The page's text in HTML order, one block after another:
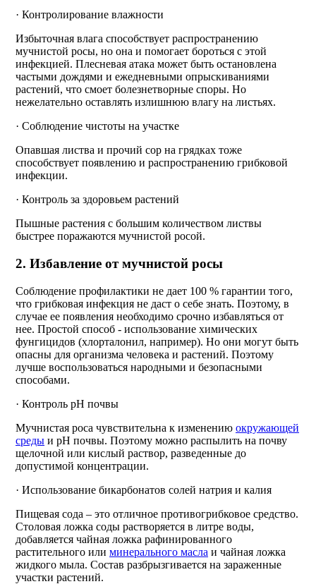
· Контролирование влажности
Избыточная влага способствует распространению
мучнистой росы, но она и помогает бороться с этой
инфекцией. Плесневая атака может быть остановлена
частыми дождями и ежедневными опрыскиваниями
растений, что смоет болезнетворные споры. Но
нежелательно оставлять излишнюю влагу на листьях.
· Соблюдение чистоты на участке
Опавшая листва и прочий сор на грядках тоже
способствует появлению и распространению грибковой
инфекции.
· Контроль за здоровьем растений
Пышные растения с большим количеством листвы
быстрее поражаются мучнистой росой.
2. Избавление от мучнистой росы
Соблюдение профилактики не дает 100 % гарантии того,
что грибковая инфекция не даст о себе знать. Поэтому, в
случае ее появления необходимо срочно избавляться от
нее. Простой способ - использование химических
фунгицидов (хлорталонил, например). Но они могут быть
опасны для организма человека и растений. Поэтому
лучше воспользоваться народными и безопасными
способами.
· Контроль рН почвы
Мучнистая роса чувствительна к изменению окружающей
среды и рН почвы. Поэтому можно распылить на почву
щелочной или кислый раствор, разведенные до
допустимой концентрации.
· Использование бикарбонатов солей натрия и калия
Пищевая сода – это отличное противогрибковое средство.
Столовая ложка соды растворяется в литре воды,
добавляется чайная ложка рафинированного
растительного или минерального масла и чайная ложка
жидкого мыла. Состав разбрызгивается на зараженные
участки растений.